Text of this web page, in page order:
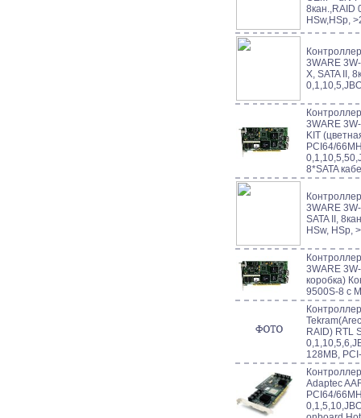
8кан.,RAID
HSw,HSp,
3WARE
X, SATA II,
3WARE
KIT
PCI64/
8*SATA
3WARE
SATA II,
HSw, HSp,
3WARE
коробка)
9500S-8 с
RAID) RTL
128MB,
Adaptec
PCI64/